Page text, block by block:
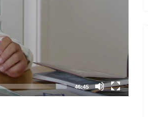
46:45